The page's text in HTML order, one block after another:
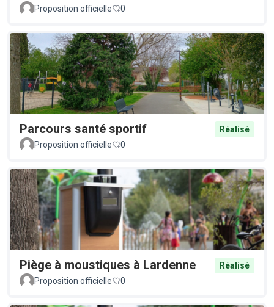
Proposition officielle 0
Parcours santé sportif
Réalisé
Proposition officielle
0
Piège à moustiques à Lardenne
Réalisé
Proposition officielle
0